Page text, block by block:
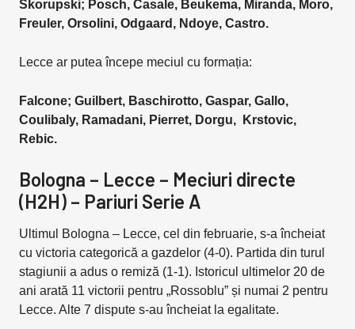
Skorupski; Posch, Casale, Beukema, Miranda, Moro,
Freuler, Orsolini, Odgaard, Ndoye, Castro.
Lecce ar putea începe meciul cu formația:
Falcone; Guilbert, Baschirotto, Gaspar, Gallo,
Coulibaly, Ramadani, Pierret, Dorgu, Krstovic,
Rebic.
Bologna – Lecce – Meciuri directe
(H2H) – Pariuri Serie A
Ultimul Bologna – Lecce, cel din februarie, s-a încheiat
cu victoria categorică a gazdelor (4-0). Partida din turul
stagiunii a adus o remiză (1-1). Istoricul ultimelor 20 de
ani arată 11 victorii pentru „Rossoblu” și numai 2 pentru
Lecce. Alte 7 dispute s-au încheiat la egalitate.